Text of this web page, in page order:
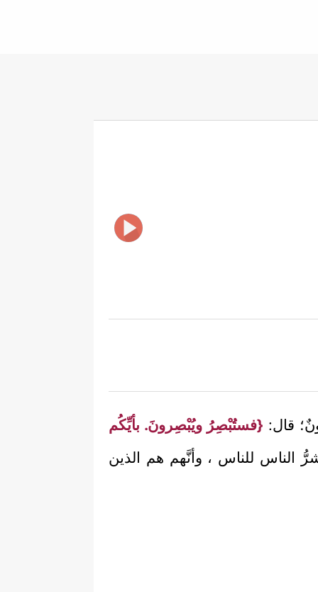
قال: {فستُبْصِرُ ويُبْصِرونَ. بأيِّكُم
الناس للناس ، وأنَّهم هم الذين